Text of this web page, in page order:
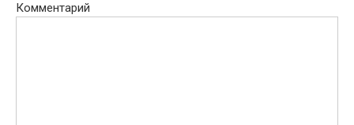
Комментарий